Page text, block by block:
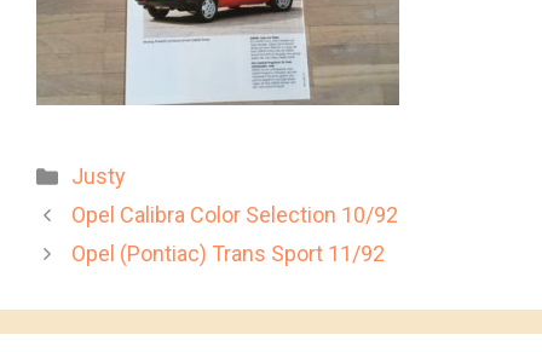
Kategorien
Justy
Opel Calibra Color Selection 10/92
Opel (Pontiac) Trans Sport 11/92